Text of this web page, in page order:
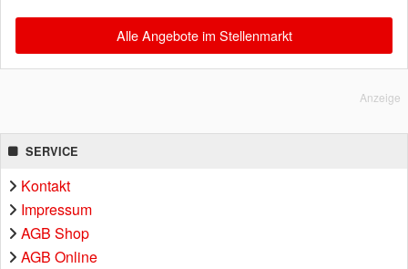
Alle Angebote im Stellenmarkt
Anzeige
SERVICE
Kontakt
Impressum
AGB Shop
AGB Online